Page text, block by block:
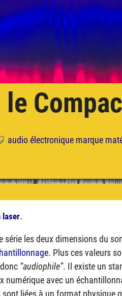
audio électronique marque
laser.
les deux dimensions du
Plus ces valeurs
audiophile . Il existe un
numérique avec un
liées à un format physique